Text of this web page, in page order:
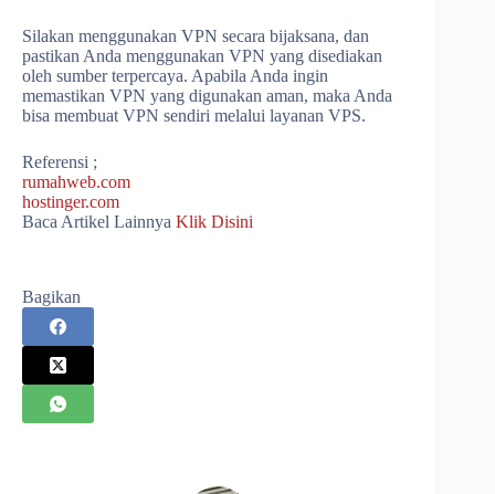
Silakan menggunakan VPN secara bijaksana, dan
pastikan Anda menggunakan VPN yang disediakan
oleh sumber terpercaya. Apabila Anda ingin
memastikan VPN yang digunakan aman, maka Anda
bisa membuat VPN sendiri melalui layanan VPS.
Referensi ;
rumahweb.com
hostinger.com
Baca Artikel Lainnya Klik Disini
Bagikan